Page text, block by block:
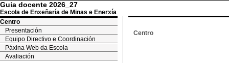
Guia docente 2026_27
Escola de Enxeñaría de Minas e Enerxía
Centro
Presentación
Equipo Directivo e Coordinación
Páxina Web da Escola
Avaliación
Centro